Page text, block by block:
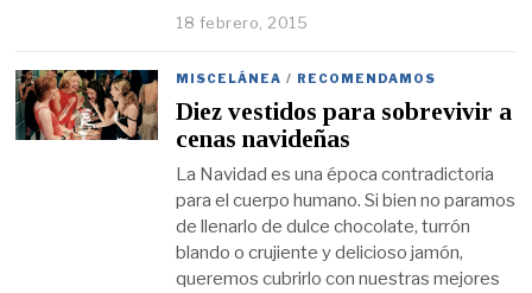
18 febrero, 2015
MISCELÁNEA / RECOMENDAMOS
Diez vestidos para sobrevivir a
cenas navideñas
La Navidad es una época contradictoria
para el cuerpo humano. Si bien no paramos
de llenarlo de dulce chocolate, turrón
blando o crujiente y delicioso jamón,
queremos cubrirlo con nuestras mejores